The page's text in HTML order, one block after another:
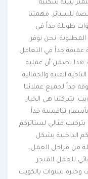
ببيئة سكنية
مهمتنا
طويلة جداً في
نحن نوفر
جداً في التعامل
يضمن أن عملية
الفنية والجمالية
جداً لجميع عملائنا
شركتنا هي الخيار
تنافسية جداً
مثالي لستائركم
بشكل
من مراحل العمل،
للعمل المنجز.
سنوات بالكويت